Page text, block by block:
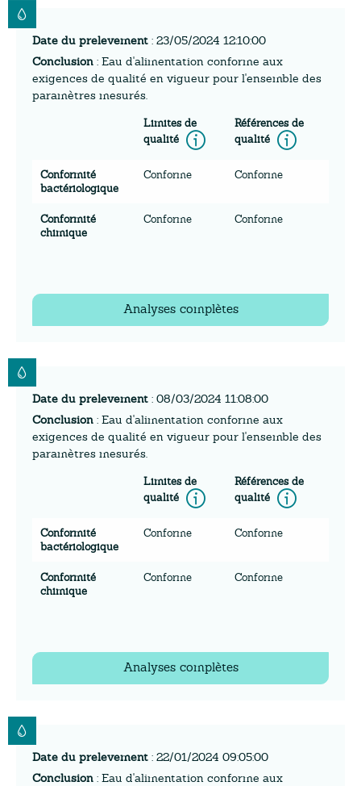
Date du prelevement : 23/05/2024 12:10:00
Conclusion : Eau d'alimentation conforme aux
exigences de qualité en vigueur pour l'ensemble des
paramètres mesurés.
Limites de
qualité
Information
Références de
qualité
Conformité
bactériologique
Conforme Conforme
Conformité
chimique
Conforme Conforme
Analyses complètes
Date du prelevement : 08/03/2024 11:08:00
Conclusion : Eau d'alimentation conforme aux
exigences de qualité en vigueur pour l'ensemble des
paramètres mesurés.
Limites de
qualité
Information
Références de
qualité
Conformité
bactériologique
Conforme Conforme
Conformité
chimique
Conforme Conforme
Analyses complètes
Date du prelevement : 22/01/2024 09:05:00
Conclusion : Eau d'alimentation conforme aux